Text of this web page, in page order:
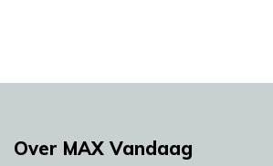
Over MAX Vandaag